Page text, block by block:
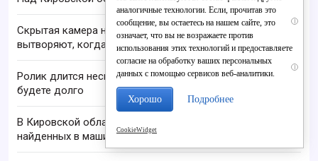
i
Скрытая камера на пляже Крыма: Что люди
вытворяют, когда их не видят...
i
Ролик длится несколько секунд, а смеяться вы
будете долго
В Кировской области проверяют гибель супругов,
найденных в машине в Вятке
аналогичные технологии. Если, прочитав это
сообщение, вы остаетесь на нашем сайте, это
означает, что вы не возражаете против
использования этих технологий и предоставляете
согласие на обработку ваших персональных
данных с помощью сервисов веб-аналитики.
Хорошо Подробнее
CookieWidget